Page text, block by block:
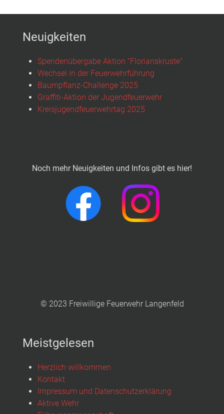
Neuigkeiten
Spendenübergabe Aktion "Florianskruste"
Wechsel in der Feuerwehrführung
Baumpflanz-Challenge 2025
Graffiti-Aktion der Jugendfeuerwehr
Kreisjugendfeuerwehrtag 2025
Noch mehr Neuigkeiten und Infos gibt es hier!
© 2023 Freiwillige Feuerwehr Langenfeld
Meistgelesen
Herzlich willkommen
Kontakt
Impressum und Datenschutzerklärung
Aktive Wehr